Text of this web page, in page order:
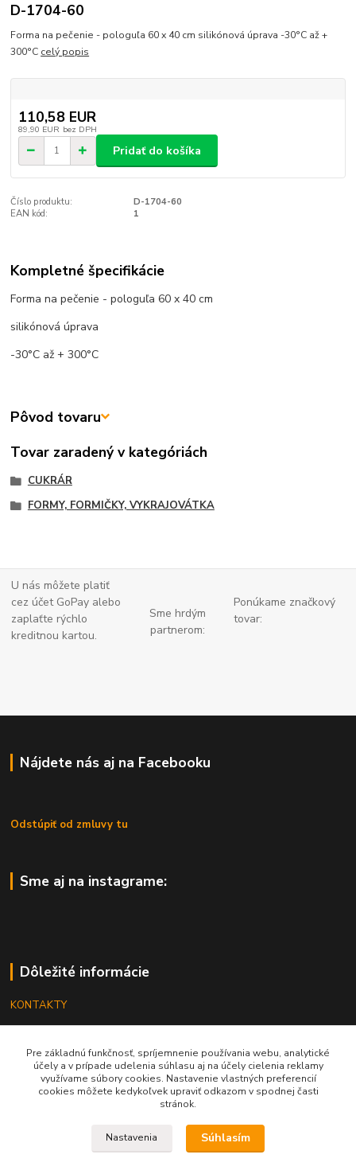
D-1704-60
Forma na pečenie - pologuľa 60 x 40 cm silikónová úprava -30°C až +
300°C celý popis
110,58 EUR
89,90 EUR bez DPH
Pridať do košíka
Číslo produktu:
D-1704-60
EAN kód:
1
Kompletné špecifikácie
Forma na pečenie - pologuľa 60 x 40 cm
silikónová úprava
-30°C až + 300°C
Pôvod tovaru
Tovar zaradený v kategóriách
CUKRÁR
FORMY, FORMIČKY, VYKRAJOVÁTKA
U nás môžete platiť
cez účet GoPay alebo
zaplaťte rýchlo
kreditnou kartou.
Sme hrdým
partnerom:
Ponúkame značkový
tovar:
Nájdete nás aj na Facebooku
Odstúpiť od zmluvy tu
Sme aj na instagrame:
Dôležité informácie
KONTAKTY
REKLAMÁCIE
KATALÓGY
Pre základnú funkčnosť, spríjemnenie používania webu, analytické
účely a v prípade udelenia súhlasu aj na účely cielenia reklamy
využívame súbory cookies. Nastavenie vlastných preferencií
cookies môžete kedykoľvek upraviť odkazom v spodnej časti
stránok.
Nastavenia Súhlasím